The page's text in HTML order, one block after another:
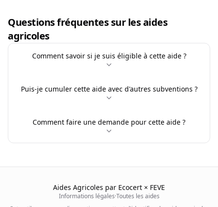
Questions fréquentes sur les aides
agricoles
Comment savoir si je suis éligible à cette aide ?
Puis-je cumuler cette aide avec d'autres subventions ?
Comment faire une demande pour cette aide ?
Aides Agricoles par Ecocert × FEVE
Informations légales·Toutes les aides